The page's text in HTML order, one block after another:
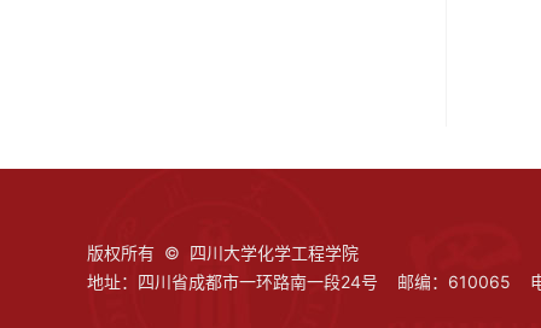
版权所有 © 四川大学化学工程学院
地址：四川省成都市一环路南一段24号 邮编：610065